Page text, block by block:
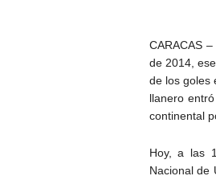
CARACAS
de 2014,
de los goles
llanero
continental
Hoy, a las
Nacional de